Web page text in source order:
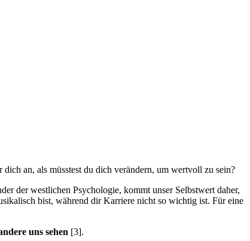
an, als müsstest du dich verändern, um wertvoll zu sein?
der westlichen Psychologie, kommt unser Selbstwert daher,
bist, während dir Karriere nicht so wichtig ist. Für eine
uns sehen [3].